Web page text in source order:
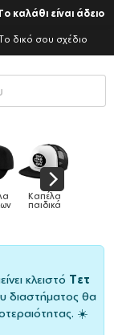
καλάθι είναι άδειο
δικό σου σχέδιο
Κούπες
ειδικές
κλειστό Τετ
διαστήματος θα
☀️